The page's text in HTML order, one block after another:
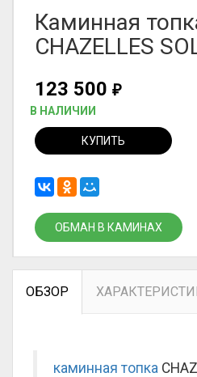
Каминная
CHAZELLES
123 500 ₽
В НАЛИЧИИ
КУПИТЬ
ОБМАН В КАМИНАХ
ОБЗОР
каминная топка